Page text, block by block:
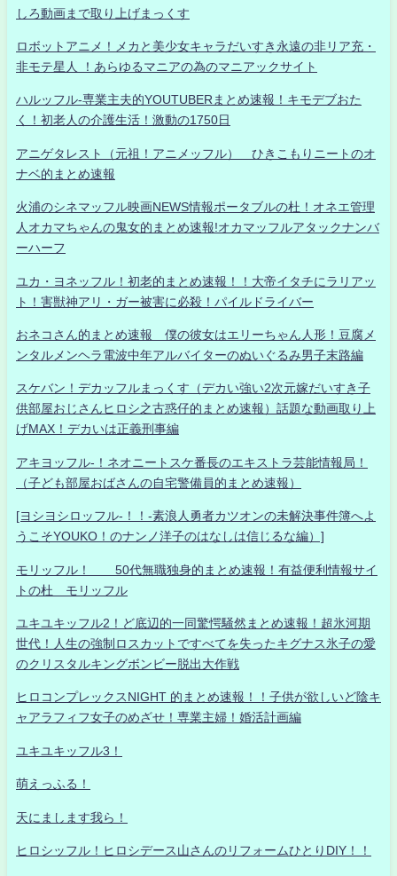
しろ動画まで取り上げまっくす
ロボットアニメ！メカと美少女キャラだいすき永遠の非リア充・
非モテ星人 ！あらゆるマニアの為のマニアックサイト
ハルッフル-専業主夫的YOUTUBERまとめ速報！キモデブおた
く！初老人の介護生活！激動の1750日
アニゲタレスト（元祖！アニメッフル） ひきこもりニートのオ
ナベ的まとめ速報
火浦のシネマッフル映画NEWS情報ポータブルの杜！オネエ管理
人オカマちゃんの鬼女的まとめ速報!オカマッフルアタックナンバ
ーハーフ
ユカ・ヨネッフル！初老的まとめ速報！！大帝イタチにラリアッ
ト！害獣神アリ・ガー被害に必殺！パイルドライバー
おネコさん的まとめ速報 僕の彼女はエリーちゃん人形！豆腐メ
ンタルメンヘラ電波中年アルバイターのぬいぐるみ男子末路編
スケバン！デカッフルまっくす（デカい強い2次元嫁だいすき子
供部屋おじさんヒロシ之古惑仔的まとめ速報）話題な動画取り上
げMAX！デカいは正義刑事編
アキヨッフル-！ネオニートスケ番長のエキストラ芸能情報局！
（子ども部屋おばさんの自宅警備員的まとめ速報）
[ヨシヨシロッフル-！！-素浪人勇者カツオンの未解決事件簿へよ
うこそYOUKO！のナンノ洋子のはなしは信じるな編）]
モリッフル！ 50代無職独身的まとめ速報！有益便利情報サイ
トの杜 モリッフル
ユキユキッフル2！ど底辺的一同驚愕騒然まとめ速報！超氷河期
世代！人生の強制ロスカットですべてを失ったキグナス氷子の愛
のクリスタルキングボンビー脱出大作戦
ヒロコンプレックスNIGHT 的まとめ速報！！子供が欲しいど陰キ
ャアラフィフ女子のめざせ！専業主婦！婚活計画編
ユキユキッフル3！
萌えっふる！
天にまします我ら！
ヒロシッフル！ヒロシデース山さんのリフォームひとりDIY！！